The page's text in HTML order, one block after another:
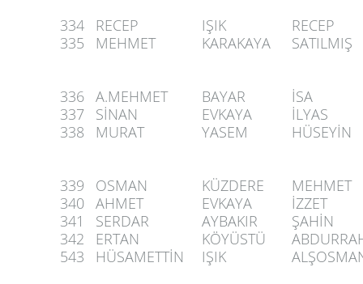
334 RECEP IŞIK
RECEP
335
MEHMET KARAKAYA SATILMIŞ
336 A.MEHMET BAYAR
İSA
337
SİNAN EVKAYA
İLYAS
338
MURAT YASEM HÜSEYİN
339 OSMAN KÜZDERE
MEHMET
340 AHMET EVKAYA
İZZET
341
SERDAR AYBAKIR
ŞAHİN
342
ERTAN KÖYÜSTÜ
543
HÜSAMETTİN IŞIK